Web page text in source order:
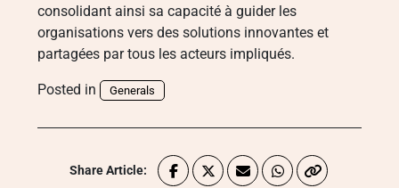
consolidant ainsi sa capacité à guider les
organisations vers des solutions innovantes et
partagées par tous les acteurs impliqués.
Posted in Generals
Share Article: